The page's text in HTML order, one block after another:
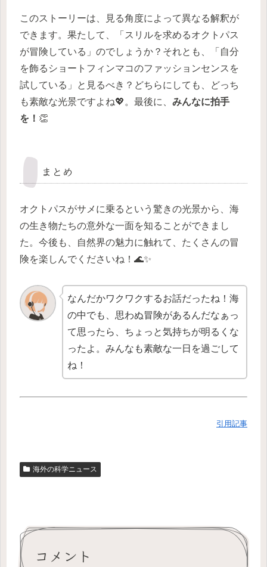
このストーリーは、見る角度によって異なる解釈が
できます。果たして、「スリルを求めるオクトパス
が冒険している」のでしょうか？それとも、「自分
を飾るショートフィンマコのファッションセンスを
試している」と見るべき？どちらにしても、どっち
も素敵な光景ですよね💖。最後に、 みんなに拍手
を！ 👏
まとめ
オクトパスがサメに乗るという驚きの光景から、海
の生き物たちの意外な一面を知ることができまし
た。今後も、自然界の魅力に触れて、たくさんの冒
険を楽しんでくださいね！🌊✨
なんだかワクワクするお話だったね！海
の中でも、思わぬ冒険があるんだなぁっ
て思ったら、ちょっと気持ちが明るくな
ったよ。みんなも素敵な一日を過ごして
ね！
引用記事
海外の科学ニュース
コメント